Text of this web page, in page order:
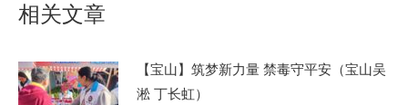
相关文章
【宝山】筑梦新力量 禁毒守平安（宝山吴
淞 丁长虹）